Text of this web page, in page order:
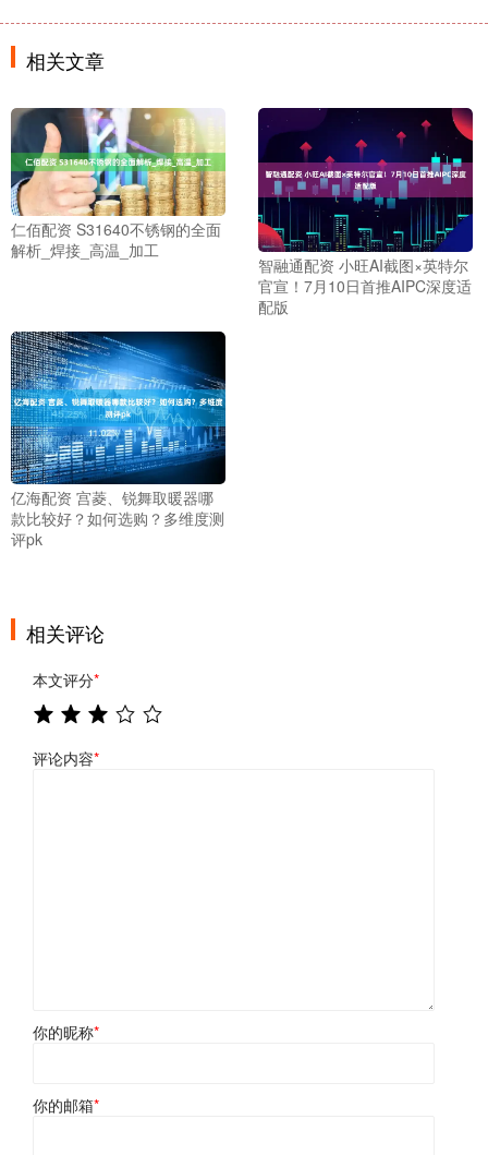
相关文章
仁佰配资 S31640不锈钢的全面
解析_焊接_高温_加工
智融通配资 小旺AI截图×英特尔
官宣！7月10日首推AIPC深度适
配版
亿海配资 宫菱、锐舞取暖器哪
款比较好？如何选购？多维度测
评pk
相关评论
本文评分*
评论内容*
你的昵称*
你的邮箱*